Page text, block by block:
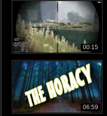
00:15
06:59